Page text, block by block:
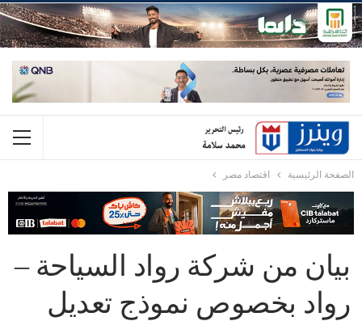
الصفحة الرئيسية اقتصاد مصر
بيان من شركة رواد السياحة –
رواد بخصوص نموذج تعديل